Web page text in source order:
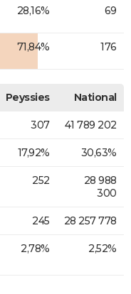
28,16% 69
71,84% 176
Peyssies National
307 41 789 202
17,92% 30,63%
252
28 988
300
245 28 257 778
2,78% 2,52%